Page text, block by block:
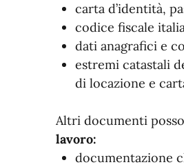
carta d’identità,
codice fiscale
dati anagrafici e
estremi catastali
di locazione e
Altri documenti
lavoro:
documentazione